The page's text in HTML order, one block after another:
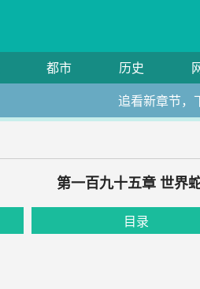
都市 历史
追看新章节，
第一百九十五章 世界
目录